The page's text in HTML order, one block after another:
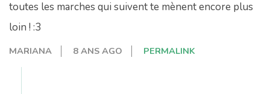
toutes les marches qui suivent te mènent encore plus
loin ! :3
MARIANA 8 ANS AGO PERMALINK